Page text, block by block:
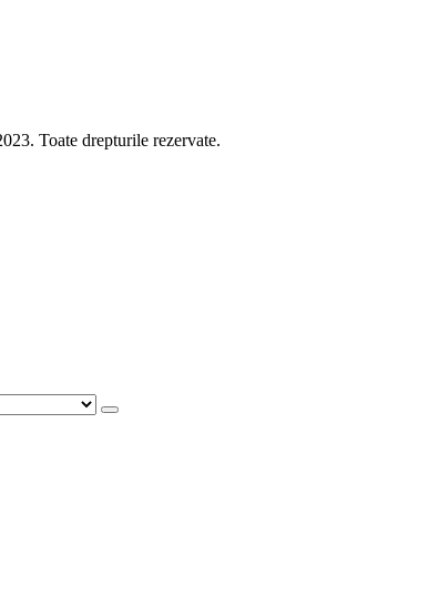
Toate drepturile rezervate.